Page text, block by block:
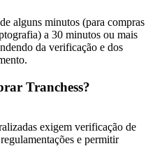
pool
alguns minutos (para compras
a 30 minutos ou mais
da verificação e dos
Tranchess?
exigem verificação de
e permitir